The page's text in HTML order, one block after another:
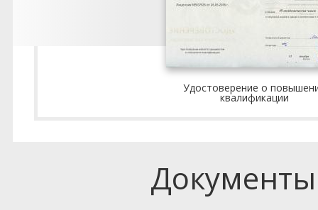
Удостоверение о
квалификации